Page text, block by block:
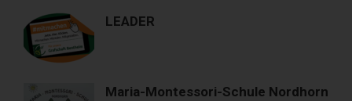
LEADER
Maria-Montessori-Schule Nordhorn